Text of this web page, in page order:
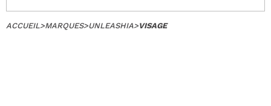
ACCUEIL>MARQUES>UNLEASHIA>VISAGE